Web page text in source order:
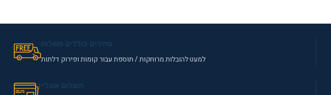
למעט להובלות מרוחקות / תוספת עבור קומות ופירוק דלתות